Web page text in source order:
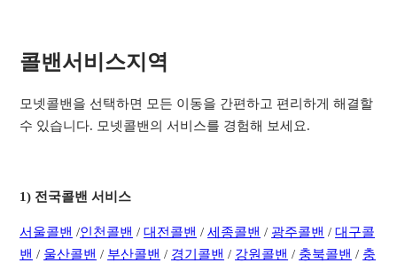
콜밴서비스지역​
모넷콜밴을 선택하면 모든 이동을 간편하고 편리하게 해결할
수 있습니다. 모넷콜밴의 서비스를 경험해 보세요.
1) 전국콜밴 서비스
서 울콜밴 /인천콜밴 /대전콜밴 /세종콜밴 / 광주콜밴 /대구콜
밴 / 울산콜밴 / 부산콜밴 / 경기콜밴 / 강원콜밴 / 충북콜밴 / 충